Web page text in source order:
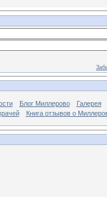
Блог Миллерово
Галерея
Книга отзывов о